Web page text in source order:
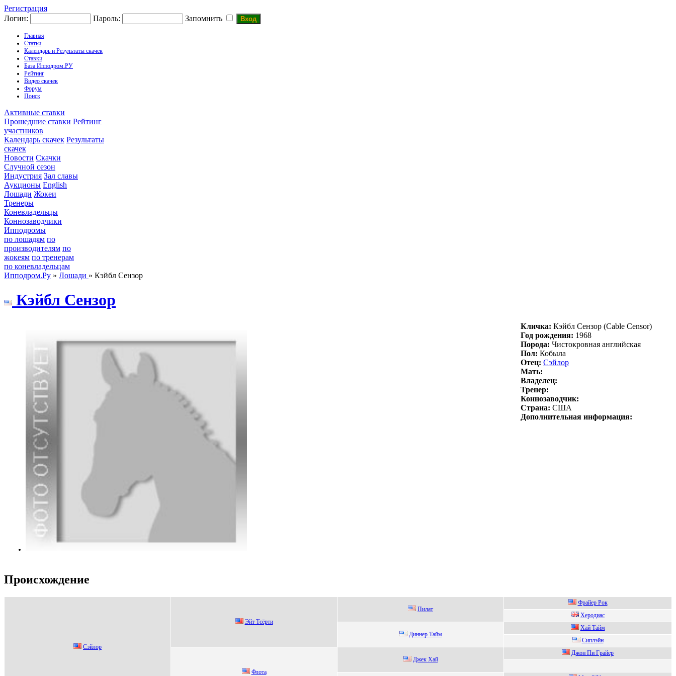
Регистрация
Логин:
Пароль: Запомнить
Главная
Статьи
Календарь и Результаты скачек
Ставки
База Ипподром.РУ
Рейтинг
Видео скачек
Форум
Поиск
Активные ставки
Прошедшие ставки Рейтинг
участников
Календарь скачек Результаты
скачек
Новости Скачки
Случной сезон
Индустрия Зал славы
Аукционы English
Лошади Жокеи
Тренеры
Коневладельцы
Коннозаводчики
Ипподромы
по лошадям по
производителям по
жокеям по тренерам
по коневладельцам
Ипподром.Ру » Лошади » Кэйбл Сензор
Кэйбл Ceнзор
Кличка: Кэйбл Ceнзор (Cable Censor)
Год рождения: 1968
Порода: Чистокровная английская
Пол: Кобыла
Отец: Сэйлор
Мать:
Владелец:
Тренер:
Коннозаводчик:
Страна: США
Дополнительная информация:
Происхождение
Сэйлор
Эйт Tсёрти
Пилат
Фpaйep Poк
Хeрoдиаc
Диннер Tайм
Хай Tайм
Сиплэйн
Флoта
Джек Хaй
Джoн Пи Гpaйеp